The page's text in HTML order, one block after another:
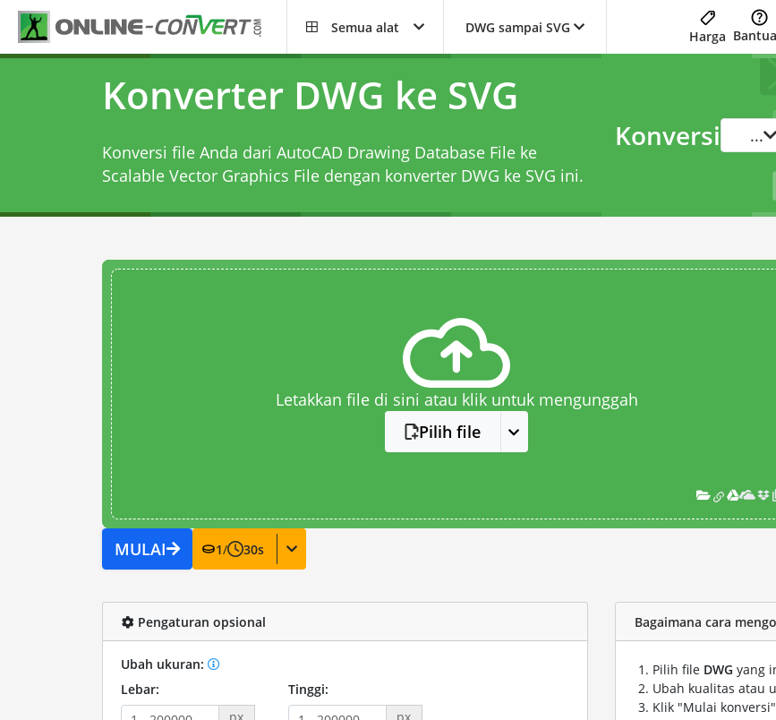
Semua alat DWG sampai SVG
Harga
Konverter DWG ke SVG
Konversi file Anda dari AutoCAD Drawing Database File ke
Scalable Vector Graphics File dengan konverter DWG ke SVG ini.
Konversi ...
Letakkan file di sini atau klik untuk mengunggah
Pilih file
MULAI 1/ 30s
Pengaturan opsional
Ubah ukuran:
Lebar:
Tinggi:
Bagaimana cara
Pilih file DWG yang
Ubah kualitas atau
Klik "Mulai